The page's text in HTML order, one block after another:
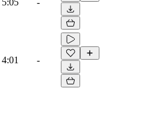
4:01 -